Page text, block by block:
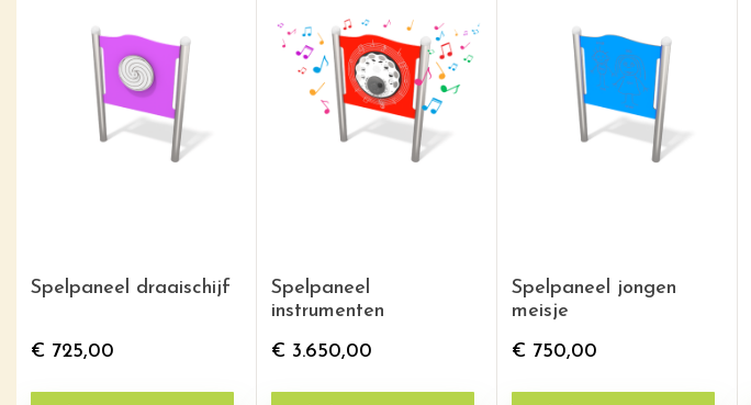
Spelpaneel draaischijf
€ 725,00
Spelpaneel
instrumenten
€ 3.650,00
Spelpaneel jongen
meisje
€ 750,00